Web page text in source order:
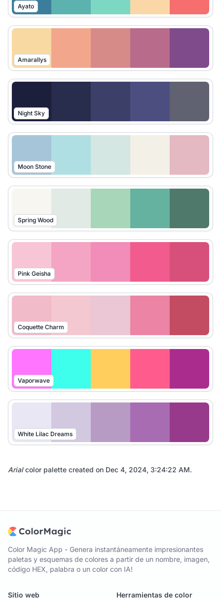
Ayato
Amarallys
Night Sky
Moon Stone
Spring Wood
Pink Geisha
Coquette Charm
Vaporwave
White Lilac Dreams
Arialcolor palette created on Dec 4, 2024, 3:24:22 AM.
Color Magic App - Genera instantáneamente impresionantes
paletas y esquemas de colores a partir de un nombre, imagen,
código HEX, palabra o un color con IA!
Sitio web
Herramientas de color